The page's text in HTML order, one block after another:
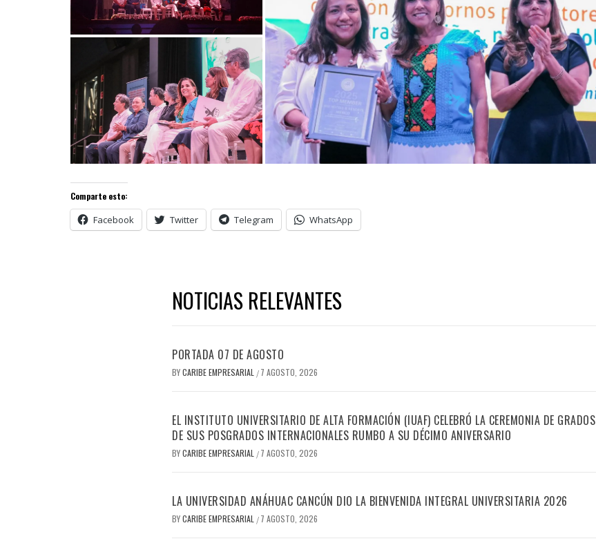
Comparte esto:
Facebook Twitter Telegram WhatsApp
NOTICIAS RELEVANTES
PORTADA 07 DE AGOSTO
BYCARIBE EMPRESARIAL / 7 AGOSTO, 2026
EL INSTITUTO UNIVERSITARIO DE ALTA FORMACIÓN (IUAF) CELEBRÓ LA CEREMONIA DE GRADOS
DE SUS POSGRADOS INTERNACIONALES RUMBO A SU DÉCIMO ANIVERSARIO
BYCARIBE EMPRESARIAL / 7 AGOSTO, 2026
LA UNIVERSIDAD ANÁHUAC CANCÚN DIO LA BIENVENIDA INTEGRAL UNIVERSITARIA 2026
BYCARIBE EMPRESARIAL / 7 AGOSTO, 2026